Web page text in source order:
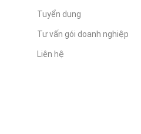
Tuyển dụng
Tư vấn gói doanh nghiệp
Liên hệ